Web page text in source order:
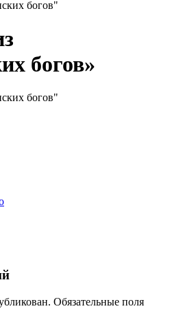
богов»
Обязательные поля